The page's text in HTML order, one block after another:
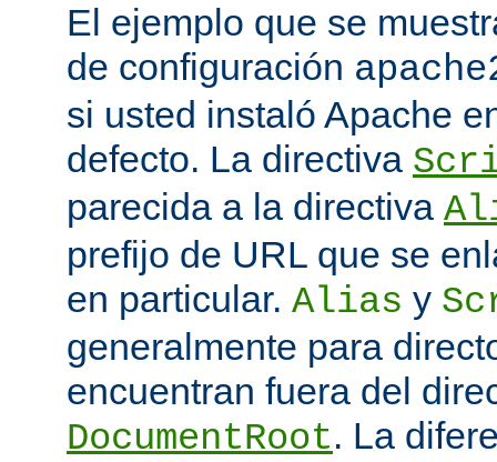
El ejemplo que se
de configuración
si usted instaló Apache
defecto. La directiva
parecida a la directiva
prefijo de URL que se
en particular. Alias y
generalmente para
encuentran fuera del
DocumentRoot. La